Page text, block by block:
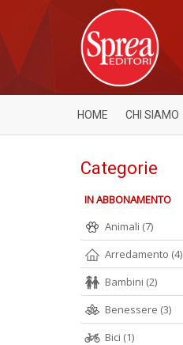
HOME CHI SIAMO
Categorie
IN ABBONAMENTO
Animali (7)
Arredamento (4)
Bambini (2)
Benessere (3)
Bici (1)